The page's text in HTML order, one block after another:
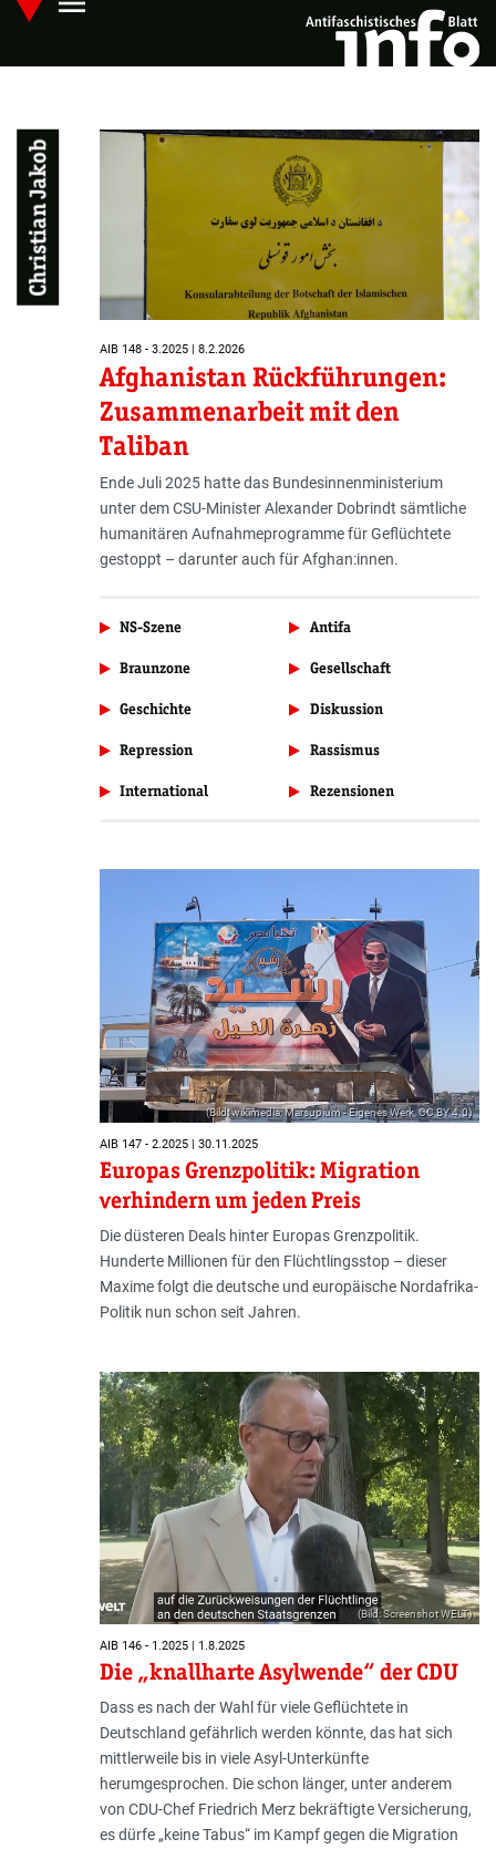
Skip
main
Hauptmenü öffnen
Christian Jakob
AIB 148 - 3.2025 | 8.2.2026
Afghanistan Rückführungen:
Zusammenarbeit mit den
Taliban
Ende Juli 2025 hatte das Bundesinnenministerium
unter dem CSU-Minister Alexander Dobrindt sämtliche
humanitären Aufnahmeprogramme für Geflüchtete
gestoppt – darunter auch für Afghan:innen.
NS-Szene Antifa
Braunzone Gesellschaft
Geschichte Diskussion
Repression Rassismus
International Rezensionen
(Bild: wikimedia; Marsupium - Eigenes Werk, CC BY 4.0)
AIB 147 - 2.2025 | 30.11.2025
Europas Grenzpolitik: Migration
verhindern um jeden Preis
Die düsteren Deals hinter Europas Grenzpolitik.
Hunderte Millionen für den Flüchtlingsstop – dieser
Maxime folgt die deutsche und europäische Nordafrika-
Politik nun schon seit Jahren.
(Bild: Screenshot WELT)
AIB 146 - 1.2025 | 1.8.2025
Die „knallharte Asylwende“ der CDU
Dass es nach der Wahl für viele Geflüchtete in
Deutschland gefährlich werden könnte, das hat sich
mittlerweile bis in viele Asyl-Unterkünfte
herumgesprochen. Die schon länger, unter anderem
von CDU-Chef Friedrich Merz bekräftigte Versicherung,
es dürfe „keine Tabus“ im Kampf gegen die Migration